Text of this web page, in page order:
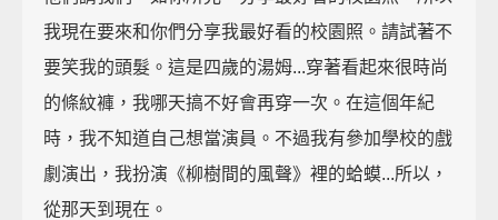
我現在要來和你們分享我最好看的校園照。請試著不
要笑我的頭髮。這是四歲的湯姆...穿著看起來很時尚
的條紋褲，我哪天搞不好會再穿一次。在這個年紀
時，我不知道自己想當演員。不過我有參加學校的戲
劇演出，我扮演《柳樹間的風聲》裡的蛤蟆...所以，
從那天到現在。